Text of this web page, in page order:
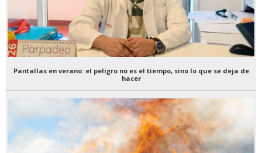
Pantallas en verano: el peligro no es el tiempo, sino lo que se deja de
hacer